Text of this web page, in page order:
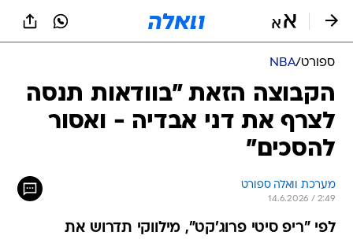
ספורט/
NBA
הקבוצה הזאת "בוודאות תנסה
לצרף את דני אבדיה - ואסור
להסכים"
מערכת וואלה ספורט
14.6.2026 / 2:49
לפי "ריפ סיטי פרוג'קט", מילווקי תדרוש את